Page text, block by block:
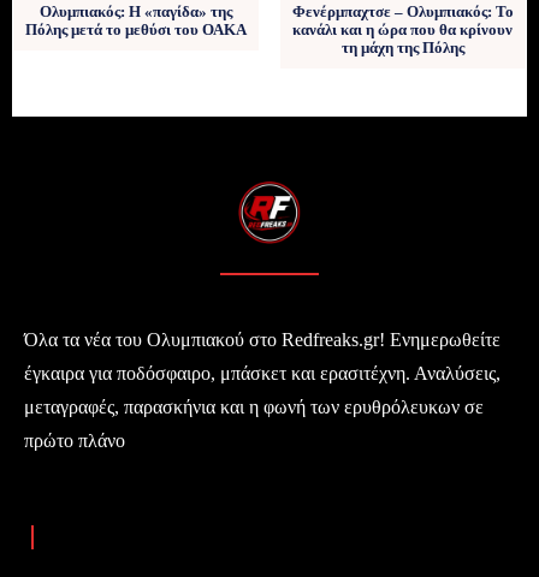
Ολυμπιακός: Η «παγίδα» της
Πόλης μετά το μεθύσι του ΟΑΚΑ
Φενέρμπαχτσε – Ολυμπιακός: Το
κανάλι και η ώρα που θα κρίνουν
τη μάχη της Πόλης
Όλα τα νέα του Ολυμπιακού στο Redfreaks.gr! Ενημερωθείτε
έγκαιρα για ποδόσφαιρο, μπάσκετ και ερασιτέχνη. Αναλύσεις,
μεταγραφές, παρασκήνια και η φωνή των ερυθρόλευκων σε
πρώτο πλάνο